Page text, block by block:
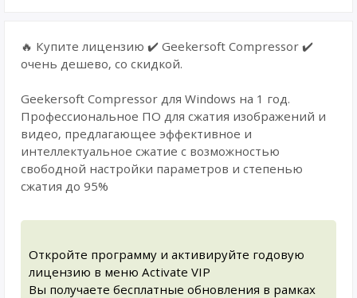
🔥 Купите лицензию ✔️ Geekersoft Compressor ✔️
очень дешево, со скидкой.
Geekersoft Compressor для Windows на 1 год.
Профессиональное ПО для сжатия изображений и
видео, предлагающее эффективное и
интеллектуальное сжатие с возможностью
свободной настройки параметров и степенью
сжатия до 95%
Откройте программу и активируйте годовую
лицензию в меню Activate VIP
Вы получаете бесплатные обновления в рамках